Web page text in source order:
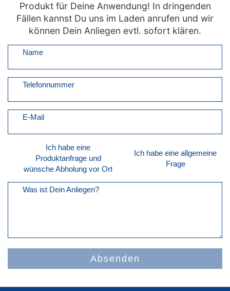
Produkt für Deine Anwendung! In dringenden
Fällen kannst Du uns im Laden anrufen und wir
können Dein Anliegen evtl. sofort klären.
Name
Telefonnummer
E-Mail
Ich habe eine
Produktanfrage und
wünsche Abholung vor Ort
Ich habe eine allgemeine
Frage
Was ist Dein Anliegen?
Absenden